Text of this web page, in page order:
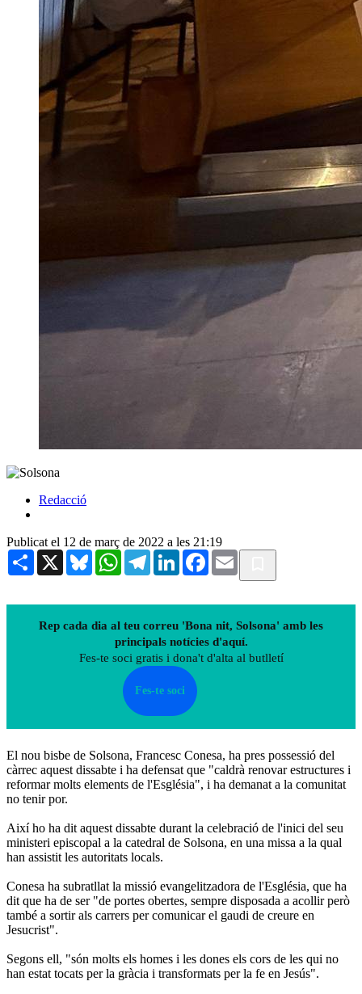
Redacció
Publicat el 12 de març de 2022 a les 21:19
Share X BlueskyWhatsAppTelegramLinkedInFacebook
Email
Rep cada dia al teu correu 'Bona nit, Solsona' amb les
principals notícies d'aquí.
Fes-te soci gratis i dona't d'alta al butlletí
Fes-te soci
El nou bisbe de Solsona, Francesc Conesa, ha pres possessió del
càrrec aquest dissabte i ha defensat que "caldrà renovar estructures i
reformar molts elements de l'Església", i ha demanat a la comunitat
no tenir por.
Així ho ha dit aquest dissabte durant la celebració de l'inici del seu
ministeri episcopal a la catedral de Solsona, en una missa a la qual
han assistit les autoritats locals.
Conesa ha subratllat la missió evangelitzadora de l'Església, que ha
dit que ha de ser "de portes obertes, sempre disposada a acollir però
també a sortir als carrers per comunicar el gaudi de creure en
Jesucrist".
Segons ell, "són molts els homes i les dones els cors de les qui no
han estat tocats per la gràcia i transformats per la fe en Jesús".